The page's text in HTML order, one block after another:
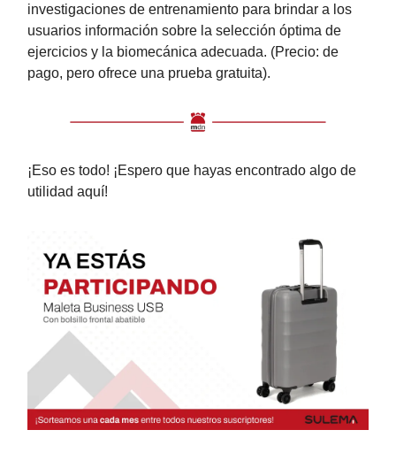
investigaciones de entrenamiento para brindar a los
usuarios información sobre la selección óptima de
ejercicios y la biomecánica adecuada. (Precio: de
pago, pero ofrece una prueba gratuita).
¡Eso es todo! ¡Espero que hayas encontrado algo de
utilidad aquí!